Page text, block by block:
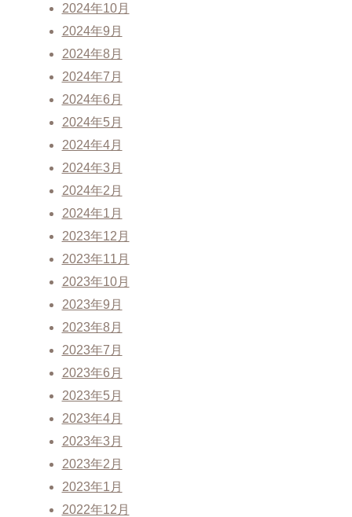
2024年10月
2024年9月
2024年8月
2024年7月
2024年6月
2024年5月
2024年4月
2024年3月
2024年2月
2024年1月
2023年12月
2023年11月
2023年10月
2023年9月
2023年8月
2023年7月
2023年6月
2023年5月
2023年4月
2023年3月
2023年2月
2023年1月
2022年12月